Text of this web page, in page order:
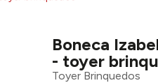
Boneca
- toyer
Toyer Brinquedos